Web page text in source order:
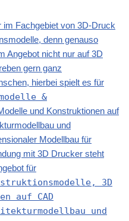
Fachgebiet von 3D-Druck
denn genauso
Angebot nicht nur auf 3D
gern ganz
hierbei spielt es für
&
und Konstruktionen auf
und
Modellbau für
mit 3D Drucker steht
für
3D
auf CAD
und